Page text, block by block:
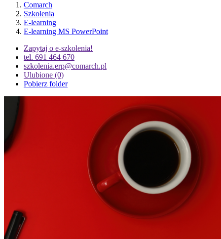
Comarch
Szkolenia
E-learning
E-learning MS PowerPoint
Zapytaj o e-szkolenia!
tel. 691 464 670
szkolenia.erp@comarch.pl
Ulubione (0)
Pobierz folder